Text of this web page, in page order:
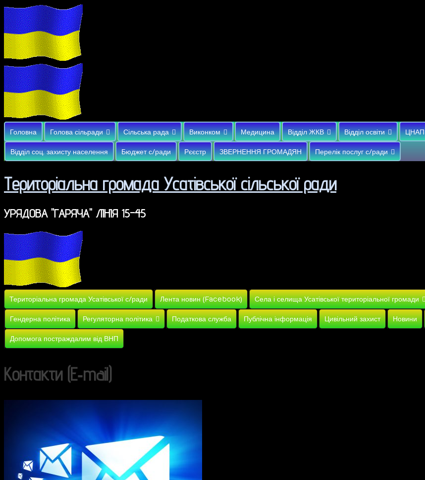
Головна Голова сільради Сільська рада Виконком Медицина Відділ ЖКВ Відділ освіти ЦНАП
Відділ соц. захисту населення Бюджет с/ради Рєєстр ЗВЕРНЕННЯ ГРОМАДЯН Перелік послуг с/ради
Територіальна громада Усатівської сільської ради
УРЯДОВА "ГАРЯЧА" ЛІНІЯ 15-45
Територіальна громада Усатівської с/ради Лента новин (Facebook) Села і селища Усатівської територіальної громади
Гендерна політика Регуляторна політика Податкова служба Публічна інформація Цивільний захист Новини
Допомога постраждалим від ВНП
Контакти (E‑mail)